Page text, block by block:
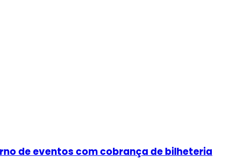
de eventos com cobrança de bilheteria